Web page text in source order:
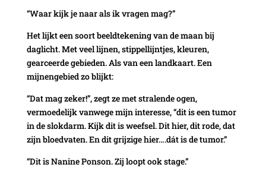
“Waar kijk je naar als ik vragen mag?”
Het lijkt een soort beeldtekening van de maan bij
daglicht. Met veel lijnen, stippellijntjes, kleuren,
gearceerde gebieden. Als van een landkaart. Een
mijnengebied zo blijkt:
“Dat mag zeker!”, zegt ze met stralende ogen,
vermoedelijk vanwege mijn interesse, “dit is een tumor
in de slokdarm. Kijk dit is weefsel. Dit hier, dit rode, dat
zijn bloedvaten. En dit grijzige hier….dát is de tumor.”
“Dit is Nanine Ponson. Zij loopt ook stage.”